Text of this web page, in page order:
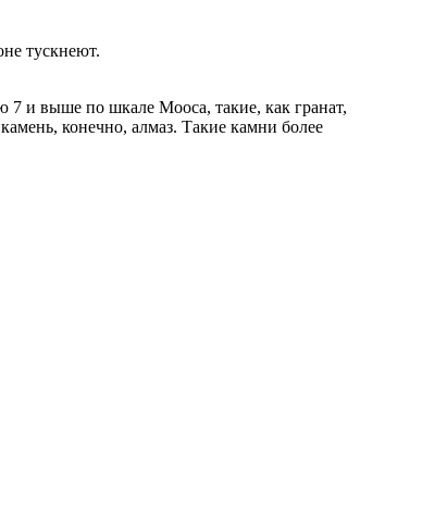
тускнеют.
7 и выше по шкале Мооса, такие, как гранат,
конечно, алмаз. Такие камни более